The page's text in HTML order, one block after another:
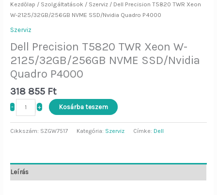
Kezdőlap / Szolgáltatások / Szerviz / Dell Precision T5820 TWR Xeon
W-2125/32GB/256GB NVME SSD/Nvidia Quadro P4000
Szerviz
Dell Precision T5820 TWR Xeon W-
2125/32GB/256GB NVME SSD/Nvidia
Quadro P4000
318 855 Ft
- + Kosárba teszem
Cikkszám: SZGW7517 Kategória: Szerviz Címke: Dell
Leírás